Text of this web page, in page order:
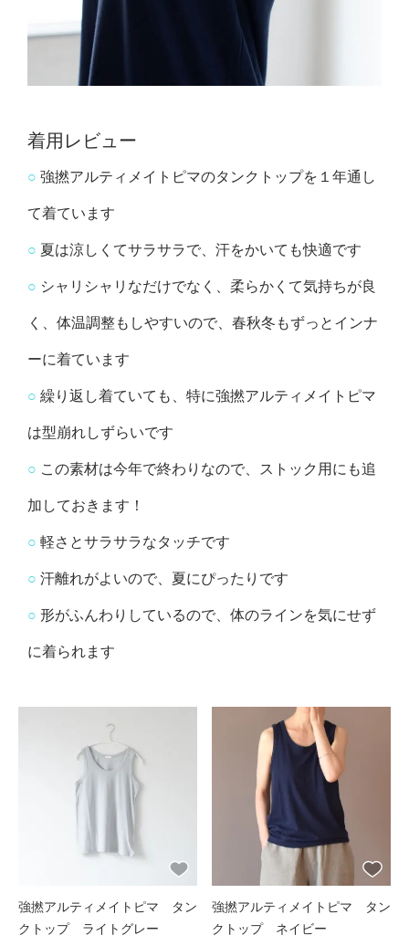
着用レビュー
○ 強撚アルティメイトピマのタンクトップを１年通し
て着ています
○ 夏は涼しくてサラサラで、汗をかいても快適です
○ シャリシャリなだけでなく、柔らかくて気持ちが良
く、体温調整もしやすいので、春秋冬もずっとインナ
ーに着ています
○ 繰り返し着ていても、特に強撚アルティメイトピマ
は型崩れしずらいです
○ この素材は今年で終わりなので、ストック用にも追
加しておきます！
○ 軽さとサラサラなタッチです
○ 汗離れがよいので、夏にぴったりです
○ 形がふんわりしているので、体のラインを気にせず
に着られます
強撚アルティメイトピマ タン
クトップ ライトグレー
強撚アルティメイトピマ タン
クトップ ネイビー